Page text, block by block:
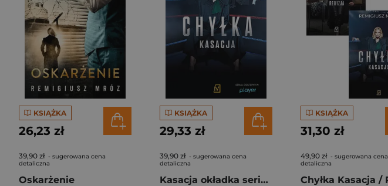
KSIĄŻKA
26,23 zł
39,90 zł - sugerowana cena
detaliczna
Oskarżenie
KSIĄŻKA
29,33 zł
39,90 zł - sugerowana cena
detaliczna
Kasacja okładka serialowa
KSIĄŻKA
31,30 zł
49,90 zł - sugerowana cena
detaliczna